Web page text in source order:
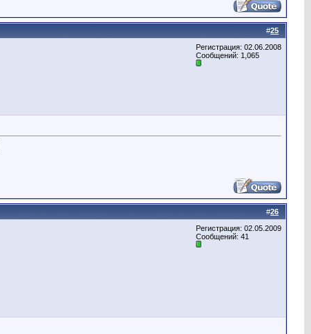
#25
Регистрация: 02.06.2008
Сообщений: 1,065
#26
Регистрация: 02.05.2009
Сообщений: 41